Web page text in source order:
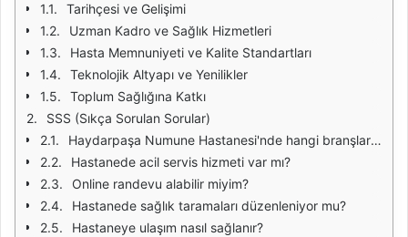
Tarihçesi ve Gelişimi
Uzman Kadro ve Sağlık Hizmetleri
Hasta Memnuniyeti ve Kalite Standartları
Teknolojik Altyapı ve Yenilikler
Toplum Sağlığına Katkı
SSS (Sıkça Sorulan Sorular)
Haydarpaşa Numune Hastanesi'nde hangi branşlarda hizmet verilmektedir?
Hastanede acil servis hizmeti var mı?
Online randevu alabilir miyim?
Hastanede sağlık taramaları düzenleniyor mu?
Hastaneye ulaşım nasıl sağlanır?